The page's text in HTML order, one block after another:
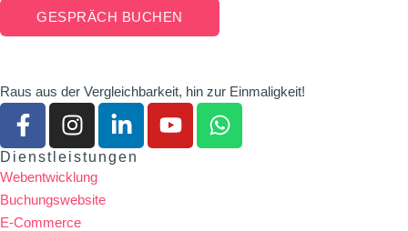
GESPRÄCH BUCHEN
Raus aus der Vergleichbarkeit, hin zur Einmaligkeit!
Dienstleistungen
Webentwicklung
Buchungswebsite
E-Commerce